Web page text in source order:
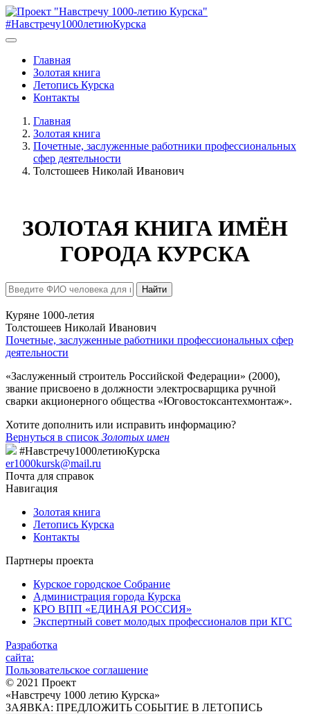
#Навстречу1000летиюКурска
Главная
Золотая книга
Летопись Курска
Контакты
Главная
Золотая книга
Почетные, заслуженные работники профессиональных
сфер деятельности
Толстошеев Николай Иванович
ЗОЛОТАЯ КНИГА ИМЁН
ГОРОДА КУРСКА
Найти
Куряне 1000-летия
Толстошеев Николай Иванович
Почетные, заслуженные работники профессиональных сфер
деятельности
«Заслуженный строитель Российской Федерации» (2000),
звание присвоено в должности электросварщика ручной
сварки акционерного общества «Юговостоксантехмонтаж».
Хотите дополнить или исправить информацию?
Вернуться в список Золотых имен
#Навстречу1000летиюКурска
er1000kursk@mail.ru
Почта для справок
Навигация
Золотая книга
Летопись Курска
Контакты
Партнеры проекта
Курское городское Собрание
Администрация города Курска
КРО ВПП «ЕДИНАЯ РОССИЯ»
Экспертный совет молодых профессионалов при КГС
Разработка
сайта:
Пользовательское соглашение
© 2021 Проект
«Навстречу 1000 летию Курска»
ЗАЯВКА: ПРЕДЛОЖИТЬ СОБЫТИЕ В ЛЕТОПИСЬ